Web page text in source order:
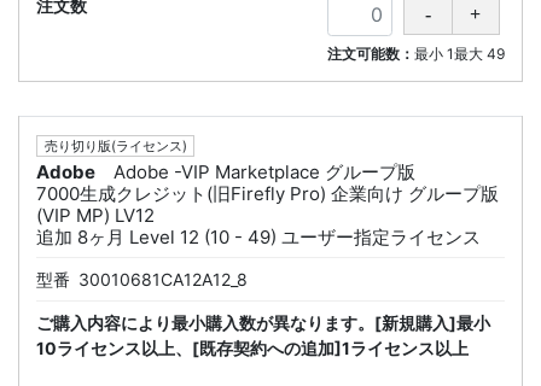
注文可能数： 最小 1最大 49
売り切り版(ライセンス)
Adobe
Adobe -VIP Marketplace グループ版
7000生成クレジット(旧Firefly Pro) 企業向け グループ版
(VIP MP) LV12
追加 8ヶ月 Level 12 (10 - 49) ユーザー指定ライセンス
型番 30010681CA12A12_8
ご購入内容により最小購入数が異なります。[新規購入]最小
10ライセンス以上、[既存契約への追加]1ライセンス以上